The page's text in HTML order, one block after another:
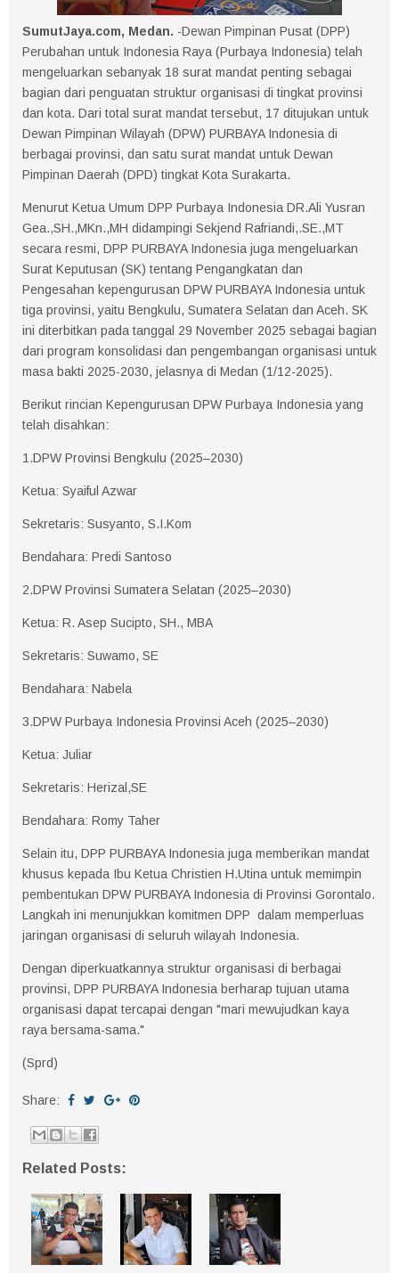
SumutJaya.com, Medan. -Dewan Pimpinan Pusat (DPP)
Perubahan untuk Indonesia Raya (Purbaya Indonesia) telah
mengeluarkan sebanyak 18 surat mandat penting sebagai
bagian dari penguatan struktur organisasi di tingkat provinsi
dan kota. Dari total surat mandat tersebut, 17 ditujukan untuk
Dewan Pimpinan Wilayah (DPW) PURBAYA Indonesia di
berbagai provinsi, dan satu surat mandat untuk Dewan
Pimpinan Daerah (DPD) tingkat Kota Surakarta.
Menurut Ketua Umum DPP Purbaya Indonesia DR.Ali Yusran
Gea.,SH.,MKn.,MH didampingi Sekjend Rafriandi,.SE.,MT
secara resmi, DPP PURBAYA Indonesia juga mengeluarkan
Surat Keputusan (SK) tentang Pengangkatan dan
Pengesahan kepengurusan DPW PURBAYA Indonesia untuk
tiga provinsi, yaitu Bengkulu, Sumatera Selatan dan Aceh. SK
ini diterbitkan pada tanggal 29 November 2025 sebagai bagian
dari program konsolidasi dan pengembangan organisasi untuk
masa bakti 2025-2030, jelasnya di Medan (1/12-2025).
Berikut rincian Kepengurusan DPW Purbaya Indonesia yang
telah disahkan:
1.DPW Provinsi Bengkulu (2025–2030)
Ketua: Syaiful Azwar
Sekretaris: Susyanto, S.I.Kom
Bendahara: Predi Santoso
2.DPW Provinsi Sumatera Selatan (2025–2030)
Ketua: R. Asep Sucipto, SH., MBA
Sekretaris: Suwamo, SE
Bendahara: Nabela
3.DPW Purbaya Indonesia Provinsi Aceh (2025–2030)
Ketua: Juliar
Sekretaris: Herizal,SE
Bendahara: Romy Taher
Selain itu, DPP PURBAYA Indonesia juga memberikan mandat
khusus kepada Ibu Ketua Christien H.Utina untuk memimpin
pembentukan DPW PURBAYA Indonesia di Provinsi Gorontalo.
Langkah ini menunjukkan komitmen DPP dalam memperluas
jaringan organisasi di seluruh wilayah Indonesia.
Dengan diperkuatkannya struktur organisasi di berbagai
provinsi, DPP PURBAYA Indonesia berharap tujuan utama
organisasi dapat tercapai dengan "mari mewujudkan kaya
raya bersama-sama."
(Sprd)
Share:
Related Posts: